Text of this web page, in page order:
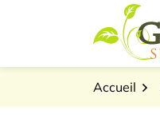
Accueil